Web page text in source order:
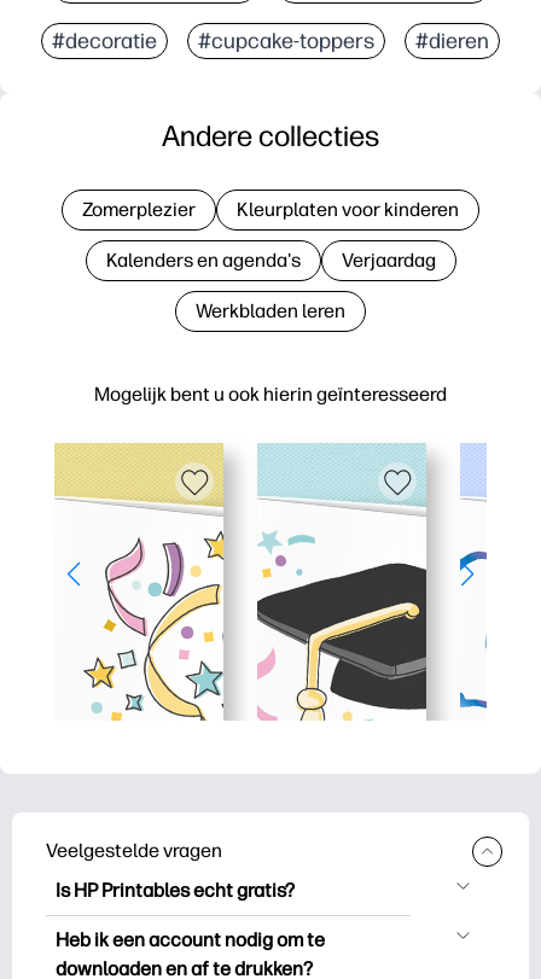
#decoratie #cupcake-toppers #dieren
Mogelijk bent u ook hierin geïnteresseerd
Andere collecties
Zomerplezier Kleurplaten voor kinderen
Kalenders en agenda's Verjaardag
Werkbladen leren
Veelgestelde vragen
Is HP Printables echt gratis?
HP Printables biedt meer dan 2.500
gratis printables om te downloaden en
Heb ik een account nodig om te
downloaden en af te drukken?